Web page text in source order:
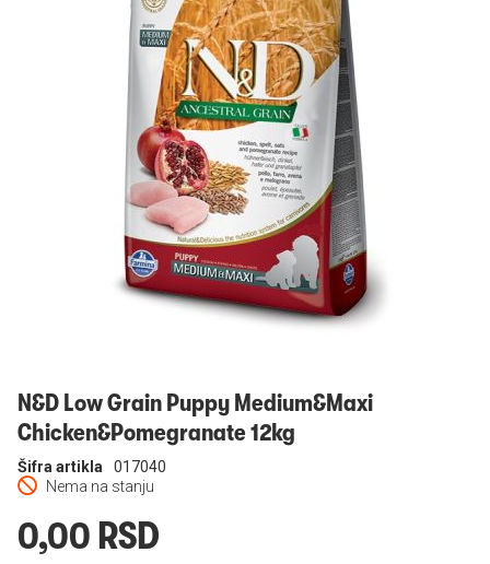
N&D Low Grain Puppy Medium&Maxi
Chicken&Pomegranate 12kg
Nema na stanju
Šifra artikla 017040
0,00 RSD